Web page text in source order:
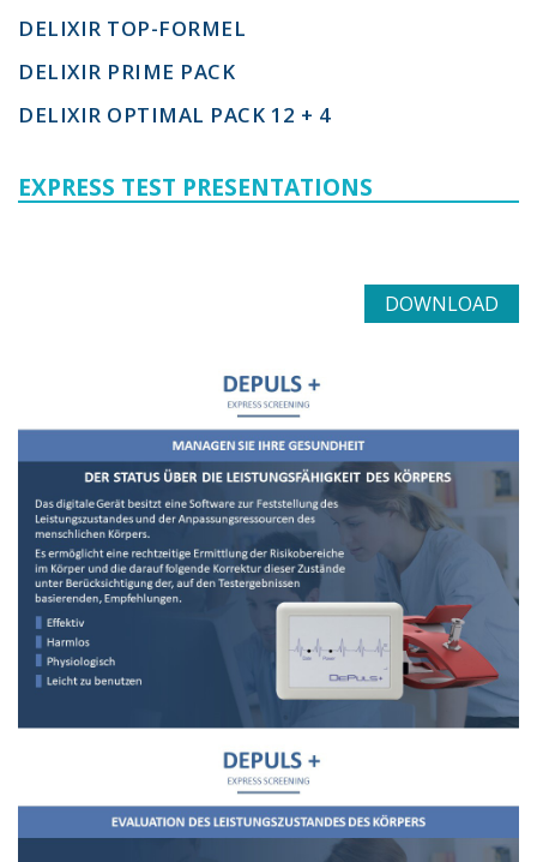
DELIXIR TOP-FORMEL
DELIXIR PRIME PACK
DELIXIR OPTIMAL PACK 12 + 4
EXPRESS TEST PRESENTATIONS
DOWNLOAD